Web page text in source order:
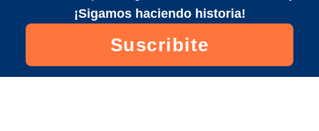
¡Sigamos haciendo historia!
Suscribite